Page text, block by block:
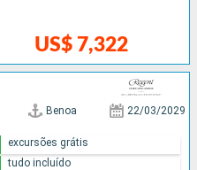
US$ 7,322
Benoa 22/03/2029
excursões grátis
tudo incluído